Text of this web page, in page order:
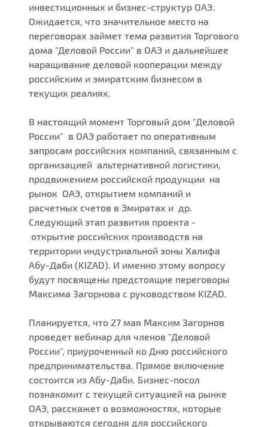
инвестиционных и бизнес-структур ОАЭ.
Ожидается, что значительное место на
переговорах займет тема развития Торгового
дома "Деловой России" в ОАЭ и дальнейшее
наращивание деловой кооперации между
российским и эмиратским бизнесом в
текущих реалиях.
В настоящий момент Торговый дом "Деловой
России" в ОАЭ работает по оперативным
запросам российских компаний, связанным с
организацией альтернативной логистики,
продвижением российской продукции на
рынок ОАЭ, открытием компаний и
расчетных счетов в Эмиратах и др.
Следующий этап развития проекта -
открытие российских производств на
территории индустриальной зоны Халифа
Абу-Даби (KIZAD). И именно этому вопросу
будут посвящены предстоящие переговоры
Максима Загорнова с руководством KIZAD.
Планируется, что 27 мая Максим Загорнов
проведет вебинар для членов "Деловой
России", приуроченный ко Дню российского
предпринимательства. Прямое включение
состоится из Абу-Даби. Бизнес-посол
познакомит с текущей ситуацией на рынке
ОАЭ, расскажет о возможностях, которые
открываются сегодня для российского